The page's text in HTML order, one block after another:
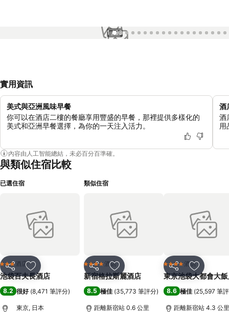
1 / 93
實用資訊
美式與亞洲風味早餐
你可以在酒店二樓的餐廳享用豐盛的早餐，那裡提供多樣化的
美式和亞洲早餐選擇，為你的一天注入活力。
酒
酒
用
內容由人工智能總結，未必百分百準確。
與類似住宿比較
已選住宿
分享 放到收藏夾
3 星級酒店
池袋百夫長酒店
8.2 很好 (8,471 筆評分)
東京, 日本
類似住宿
分享 放到收藏夾
4 星級 酒店
新宿格拉斯麗酒店
8.5 極佳 (35,773 筆評分)
距離新宿站 0.6 公里
分享 放到收藏
4 星級 酒店
東京池袋大都會大
8.6 極佳 (25,597 筆
距離新宿站 4.3 公里